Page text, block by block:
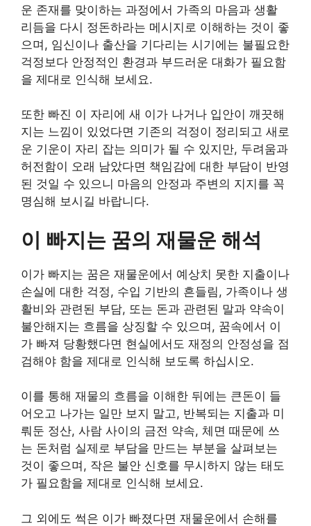
운 존재를 맞이하는 과정에서 가족의 마음과 생활
리듬을 다시 정돈하라는 메시지로 이해하는 것이 좋
으며, 임신이나 출산을 기다리는 시기에는 불필요한
걱정보다 안정적인 환경과 부드러운 대화가 필요함
을 제대로 인식해 보세요.
또한 빠진 이 자리에 새 이가 나거나 입안이 깨끗해
지는 느낌이 있었다면 기존의 걱정이 정리되고 새로
운 기운이 자리 잡는 의미가 될 수 있지만, 두려움과
허전함이 오래 남았다면 책임감에 대한 부담이 반영
된 것일 수 있으니 마음의 안정과 주변의 지지를 꼭
명심해 보시길 바랍니다.
이 빠지는 꿈의 재물운 해석
이가 빠지는 꿈은 재물운에서 예상치 못한 지출이나
손실에 대한 걱정, 수입 기반의 흔들림, 가족이나 생
활비와 관련된 부담, 또는 돈과 관련된 말과 약속이
불안해지는 흐름을 상징할 수 있으며, 꿈속에서 이
가 빠져 당황했다면 현실에서도 재정의 안정성을 점
검해야 함을 제대로 인식해 보도록 하십시오.
이를 통해 재물의 흐름을 이해한 뒤에는 큰돈이 들
어오고 나가는 일만 보지 말고, 반복되는 지출과 미
뤄둔 정산, 사람 사이의 금전 약속, 체면 때문에 쓰
는 돈처럼 실제로 부담을 만드는 부분을 살펴보는
것이 좋으며, 작은 불안 신호를 무시하지 않는 태도
가 필요함을 제대로 인식해 보세요.
그 외에도 썩은 이가 빠졌다면 재물운에서 손해를